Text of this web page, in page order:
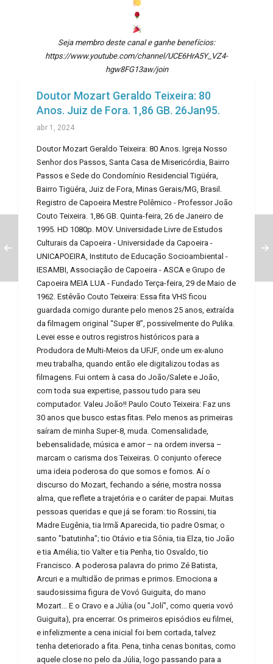
Seja membro deste canal e ganhe benefícios:
https://www.youtube.com/channel/UCE6HrA5Y_VZ4-
hgw8FG13aw/join
Doutor Mozart Geraldo Teixeira: 80
Anos. Juiz de Fora. 1,86 GB. 26Jan95.
abr 1, 2024
Doutor Mozart Geraldo Teixeira: 80 Anos. Igreja Nosso
Senhor dos Passos, Santa Casa de Misericórdia, Bairro
Passos e Sede do Condomínio Residencial Tigüéra,
Bairro Tigüéra, Juiz de Fora, Minas Gerais/MG, Brasil.
Registro de Capoeira Mestre Polêmico - Professor João
Couto Teixeira. 1,86 GB. Quinta-feira, 26 de Janeiro de
1995. HD 1080p. MOV. Universidade Livre de Estudos
Culturais da Capoeira - Universidade da Capoeira -
UNICAPOEIRA, Instituto de Educação Socioambiental -
IESAMBI, Associação de Capoeira - ASCA e Grupo de
Capoeira MEIA LUA - Fundado Terça-feira, 29 de Maio de
1962. Estêvão Couto Teixeira: Essa fita VHS ficou
guardada comigo durante pelo menos 25 anos, extraída
da filmagem original “Super 8”, possivelmente do Pulika.
Levei esse e outros registros históricos para a
Produdora de Multi-Meios da UFJF, onde um ex-aluno
meu trabalha, quando então ele digitalizou todas as
filmagens. Fui ontem à casa do João/Salete e João,
com toda sua expertise, passou tudo para seu
computador. Valeu João!! Paulo Couto Teixeira: Faz uns
30 anos que busco estas fitas. Pelo menos as primeiras
saíram de minha Super-8, muda. Comensalidade,
bebensalidade, música e amor – na ordem inversa –
marcam o carisma dos Teixeiras. O conjunto oferece
uma ideia poderosa do que somos e fomos. Aí o
discurso do Mozart, fechando a série, mostra nossa
alma, que reflete a trajetória e o caráter de papai. Muitas
pessoas queridas e que já se foram: tio Rossini, tia
Madre Eugênia, tia Irmã Aparecida, tio padre Osmar, o
santo "batutinha"; tio Otávio e tia Sônia, tia Elza, tio João
e tia Amélia; tio Valter e tia Penha, tio Osvaldo, tio
Francisco. A poderosa palavra do primo Zé Batista,
Arcuri e a multidão de primas e primos. Emociona a
saudosissima figura de Vovó Guiguita, do mano
Mozart... E o Cravo e a Júlia (ou "Jolí", como queria vovó
Guiguita), pra encerrar. Os primeiros episódios eu filmei,
e infelizmente a cena inicial foi bem cortada, talvez
tenha deteriorado a fita. Pena, tinha cenas bonitas, como
aquele close no pelo da Júlia, logo passando para a